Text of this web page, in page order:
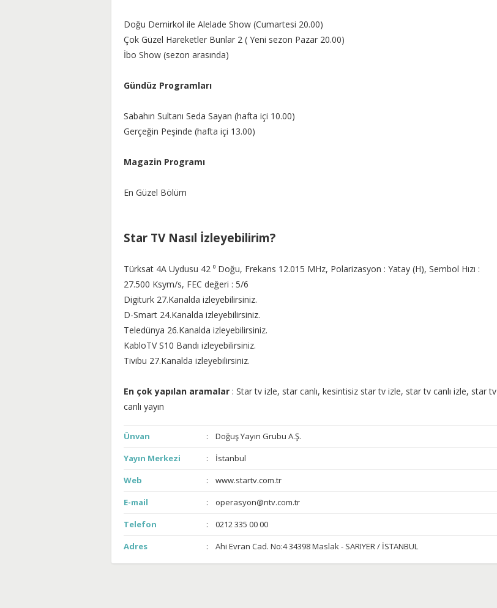
Doğu Demirkol ile Alelade Show (Cumartesi 20.00)
Çok Güzel Hareketler Bunlar 2 ( Yeni sezon Pazar 20.00)
İbo Show (sezon arasında)
Gündüz Programları
Sabahın Sultanı Seda Sayan (hafta içi 10.00)
Gerçeğin Peşinde (hafta içi 13.00)
Magazin Programı
En Güzel Bölüm
Star TV Nasıl İzleyebilirim?
Türksat 4A Uydusu 42 ⁰ Doğu, Frekans 12.015 MHz, Polarizasyon : Yatay (H), Sembol Hızı :
27.500 Ksym/s, FEC değeri : 5/6
Digiturk 27.Kanalda izleyebilirsiniz.
D-Smart 24.Kanalda izleyebilirsiniz.
Teledünya 26.Kanalda izleyebilirsiniz.
KabloTV S10 Bandı izleyebilirsiniz.
Tivibu 27.Kanalda izleyebilirsiniz.
En çok yapılan aramalar : Star tv izle, star canlı, kesintisiz star tv izle, star tv canlı izle, star tv
canlı yayın
Ünvan
Doğuş Yayın Grubu A.Ş.
Yayın Merkezi
İstanbul
Web
www.startv.com.tr
E-mail
operasyon@ntv.com.tr
Telefon
0212 335 00 00
Adres
Ahi Evran Cad. No:4 34398 Maslak - SARIYER / İSTANBUL